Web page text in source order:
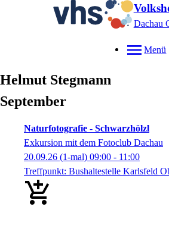
Dachau
Menü
Helmut Stegmann
September
Naturfotografie - Schwarzhölzl
Exkursion mit dem Fotoclub Dachau
20.09.26 (1-mal) 09:00 - 11:00
Treffpunkt: Bushaltestelle Karlsfeld